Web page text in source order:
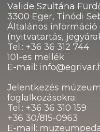
Valide Szultána
3300 Eger, Tinódi
Általános információ
(nyitvatartás,
Tel.: +36 36 312 744
101-es mellék
E-mail:
Jelentkezés
foglalkozásokra:
Tel.: +36 36 310 159
+36 30/815-0963
E-mail: